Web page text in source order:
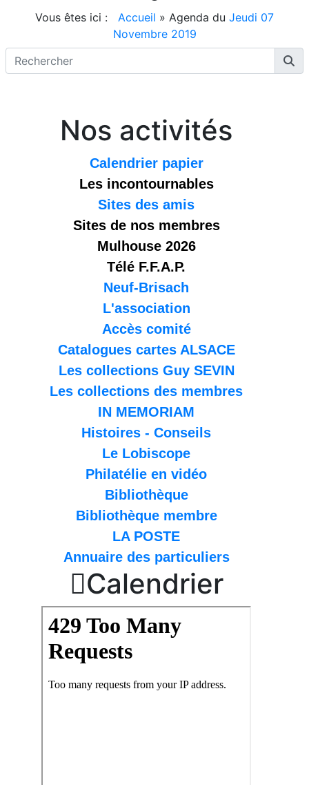
Vous êtes ici : Accueil » Agenda du Jeudi 07
Novembre 2019
Nos activités
Calendrier papier
Les incontournables
Sites des amis
Sites de nos membres
Mulhouse 2026
Télé F.F.A.P.
Neuf-Brisach
L'association
Accès comité
Catalogues cartes ALSACE
Les collections Guy SEVIN
Les collections des membres
IN MEMORIAM
Histoires - Conseils
Le Lobiscope
Philatélie en vidéo
Bibliothèque
Bibliothèque membre
LA POSTE
Annuaire des particuliers
Calendrier